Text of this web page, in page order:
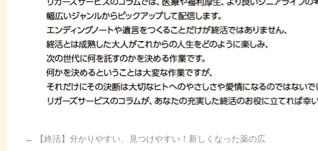
←
【終活】分かりやすい、見つけやすい！新しくなった薬の広